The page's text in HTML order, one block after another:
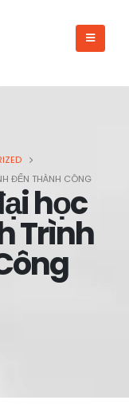
ĐẾN THÀNH CÔNG
học
Trình